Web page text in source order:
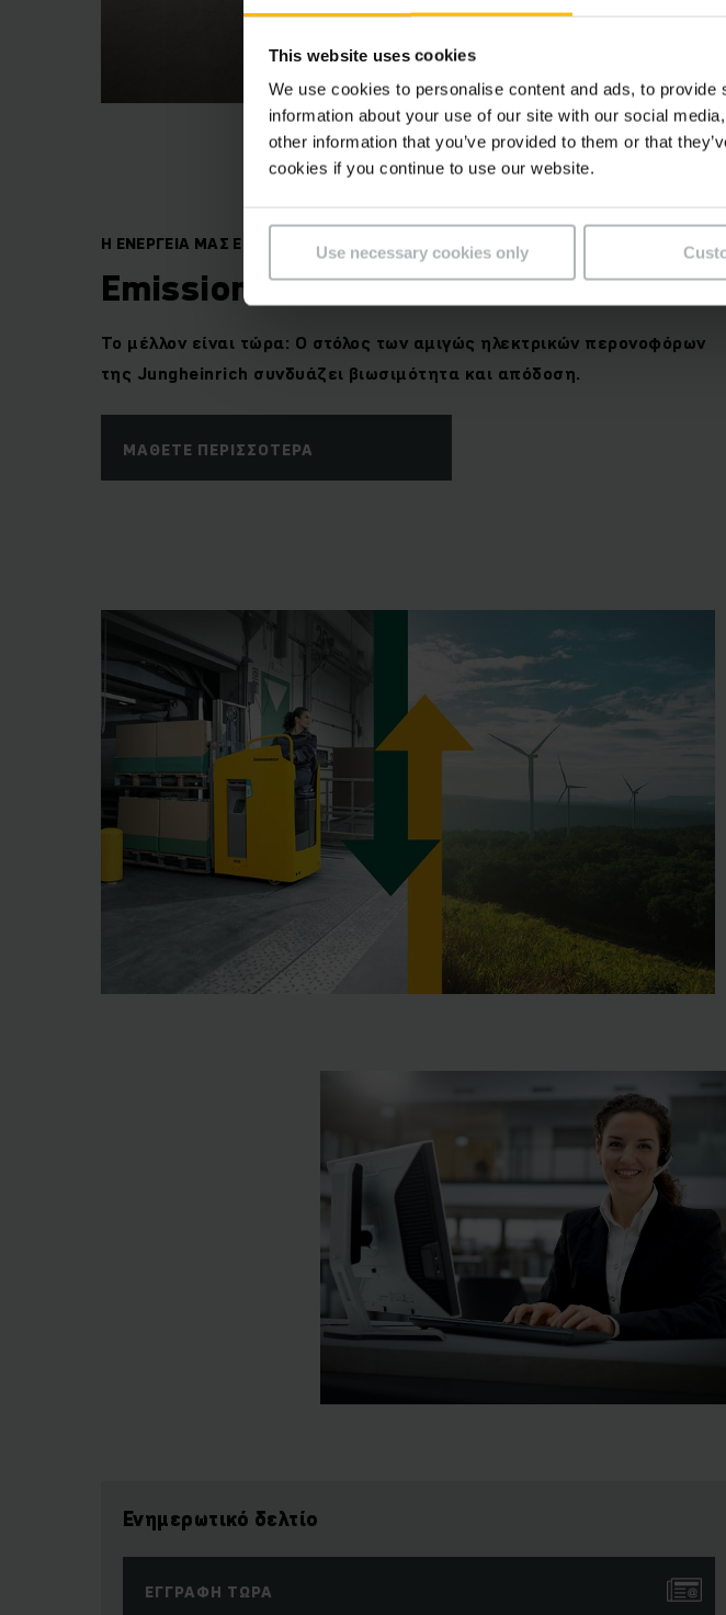
This website uses cookies
We use cookies to personalise content and ads, to
information about your use of our site with our social
other information that you’ve provided to them or that
cookies if you continue to use our website.
Use necessary cookies only
Η ΕΝΕΡΓΕΙΑ ΜΑΣ ΕΙΝΑΙ ΗΛΕΚΤΡΙΚΗ
Emissions become mission E
Το μέλλον είναι τώρα: Ο στόλος των αμιγώς ηλεκτρικών περονοφόρων
της Jungheinrich συνδυάζει βιωσιμότητα και απόδοση.
ΜΆΘΕΤΕ ΠΕΡΙΣΣΌΤΕΡΑ
Ενημερωτικό δελτίο
ΕΓΓΡΑΦΉ ΤΏΡΑ